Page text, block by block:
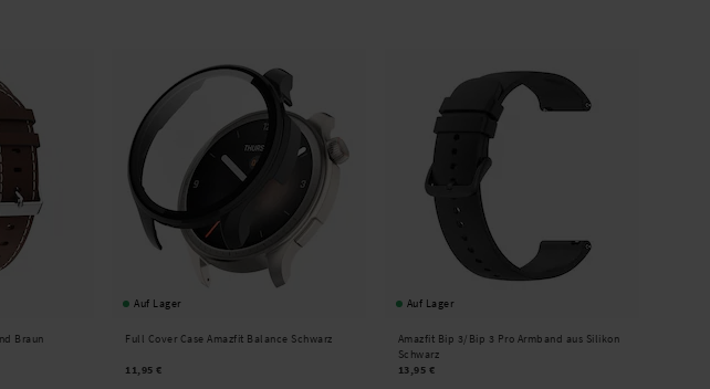
Braun
Auf Lager
Full Cover Case Amazfit Balance Schwarz
11,95 €
Auf Lager
Amazfit Bip 3/Bip 3 Pro Armband aus Silikon
Schwarz
13,95 €